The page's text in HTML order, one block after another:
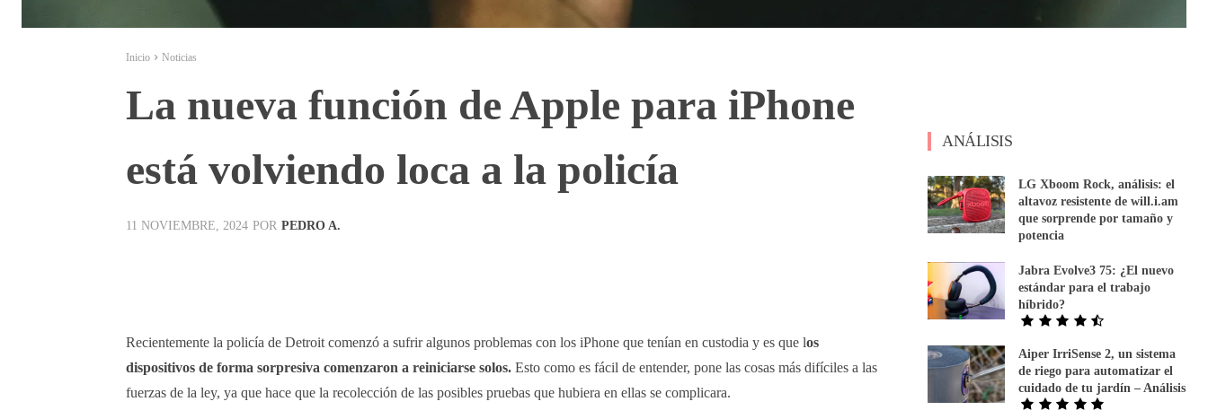
Inicio Noticias
La nueva función de Apple para iPhone
está volviendo loca a la policía
11 NOVIEMBRE, 2024 POR PEDRO A.
Recientemente la policía de Detroit comenzó a sufrir algunos problemas con los iPhone que tenían en custodia y es que los
dispositivos de forma sorpresiva comenzaron a reiniciarse solos. Esto como es fácil de entender, pone las cosas más difíciles a las
fuerzas de la ley, ya que hace que la recolección de las posibles pruebas que hubiera en ellas se complicara.
ANÁLISIS
LG Xboom Rock, análisis: el
altavoz resistente de will.i.am
que sorprende por tamaño y
potencia
Jabra Evolve3 75: ¿El nuevo
estándar para el trabajo
híbrido?
Aiper IrriSense 2, un sistema
de riego para automatizar el
cuidado de tu jardín – Análisis